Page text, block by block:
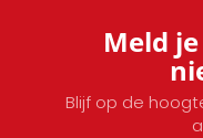
Meld
Blijf op de